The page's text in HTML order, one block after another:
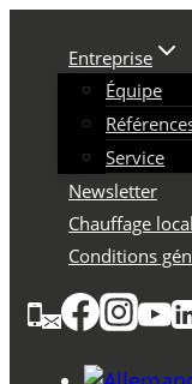
content
Entreprise
Équipe
Service
Newsletter
Chauffage
Conditions